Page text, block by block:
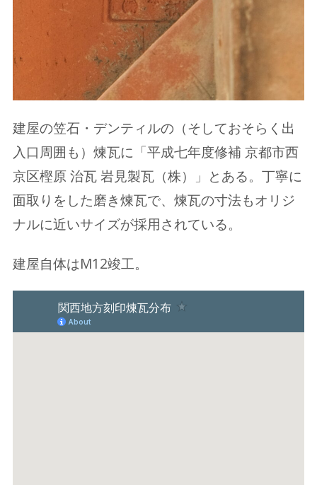
建屋の笠石・デンティルの（そしておそらく出
入口周囲も）煉瓦に「平成七年度修補 京都市西
京区樫原 治瓦 岩見製瓦（株）」とある。丁寧に
面取りをした磨き煉瓦で、煉瓦の寸法もオリジ
ナルに近いサイズが採用されている。
建屋自体はM12竣工。